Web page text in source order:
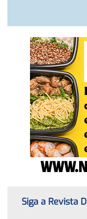
Siga a Revista